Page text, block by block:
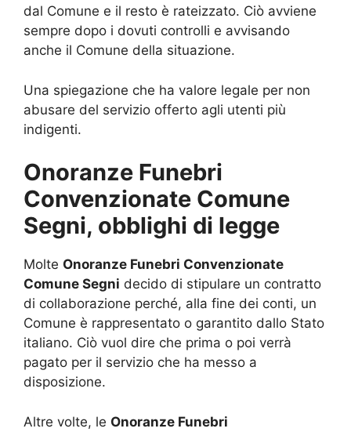
dal Comune e il resto è rateizzato. Ciò avviene
sempre dopo i dovuti controlli e avvisando
anche il Comune della situazione.
Una spiegazione che ha valore legale per non
abusare del servizio offerto agli utenti più
indigenti.
Onoranze Funebri
Convenzionate Comune
Segni, obblighi di legge
Molte Onoranze Funebri Convenzionate
Comune Segni decido di stipulare un contratto
di collaborazione perché, alla fine dei conti, un
Comune è rappresentato o garantito dallo Stato
italiano. Ciò vuol dire che prima o poi verrà
pagato per il servizio che ha messo a
disposizione.
Altre volte, le Onoranze Funebri